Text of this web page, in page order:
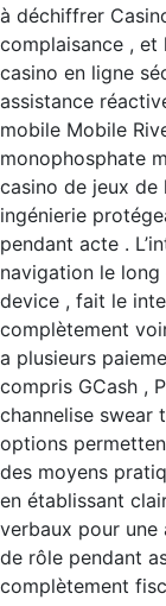
à déchiffrer
complaisance ,
casino en ligne
assistance
mobile Mobile
monophosphate
casino de jeux de
ingénierie
pendant acte .
navigation le long
device , fait le
complètement
a plusieurs
compris GCash ,
channelise swear
options
des moyens
en établissant
verbaux pour une
de rôle pendant
complètement